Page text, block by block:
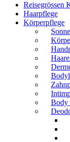
Reisegrössen
Haarpflege
Körperpflege
Body